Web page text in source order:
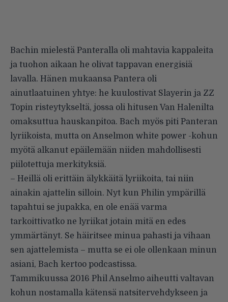
Bachin mielestä Panteralla oli mahtavia kappaleita
ja tuohon aikaan he olivat tappavan energisiä
lavalla. Hänen mukaansa Pantera oli
ainutlaatuinen yhtye: he kuulostivat Slayerin ja ZZ
Topin risteytykseltä, jossa oli hitusen Van Halenilta
omaksuttua hauskanpitoa. Bach myös piti Panteran
lyriikoista, mutta on Anselmon white power -kohun
myötä alkanut epäilemään niiden mahdollisesti
piilotettuja merkityksiä.
– Heillä oli erittäin älykkäitä lyriikoita, tai niin
ainakin ajattelin silloin. Nyt kun Philin ympärillä
tapahtui se jupakka, en ole enää varma
tarkoittivatko ne lyriikat jotain mitä en edes
ymmärtänyt. Se häiritsee minua pahasti ja vihaan
sen ajattelemista – mutta se ei ole ollenkaan minun
asiani, Bach kertoo podcastissa.
Tammikuussa 2016 Phil Anselmo aiheutti valtavan
kohun nostamalla kätensä natsitervehdykseen ja